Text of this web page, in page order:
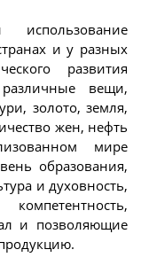
и у разных
развития
вещи,
золото, земля,
жен, нефть
мире
образования,
и духовность,
и позволяющие